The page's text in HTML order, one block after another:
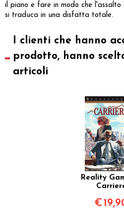
il piano e fare in modo che l'assalto
si traduca in una disfatta totale.
I clienti che hanno
prodotto, hanno
articoli
Reality
€